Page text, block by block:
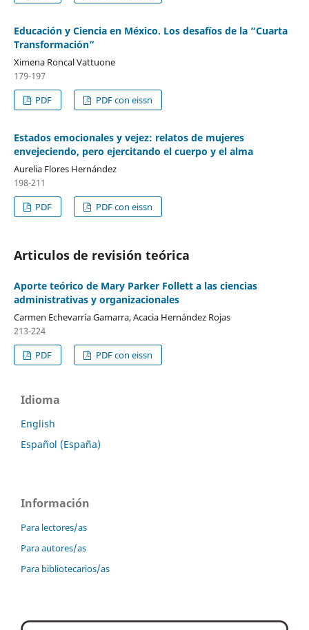
Educación y Ciencia en México. Los desafíos de la “Cuarta
Transformación”
Ximena Roncal Vattuone
179-197
PDF
PDF con eissn
Estados emocionales y vejez: relatos de mujeres
envejeciendo, pero ejercitando el cuerpo y el alma
Aurelia Flores Hernández
198-211
PDF
PDF con eissn
Articulos de revisión teórica
Aporte teórico de Mary Parker Follett a las ciencias
administrativas y organizacionales
Carmen Echevarría Gamarra, Acacia Hernández Rojas
213-224
PDF
PDF con eissn
Idioma
English
Español (España)
Información
Para lectores/as
Para autores/as
Para bibliotecarios/as